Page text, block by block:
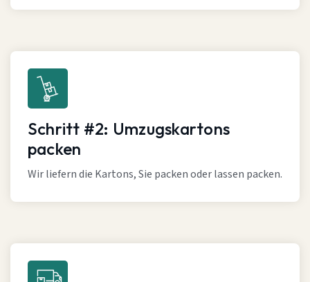
Schritt #2: Umzugskartons
packen
Wir liefern die Kartons, Sie packen oder lassen packen.